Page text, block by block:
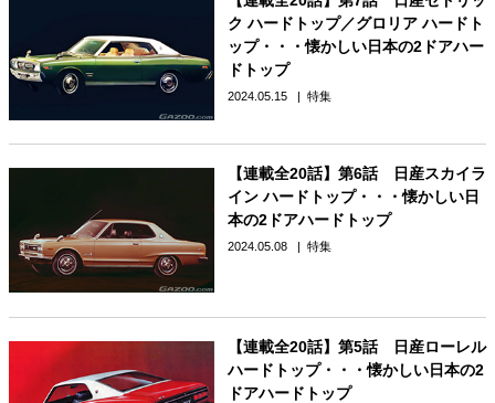
ク ハードトップ／グロリア ハードト
ップ・・・懐かしい日本の2ドアハー
ドトップ
2024.05.15 特集
【連載全20話】第6話 日産スカイラ
イン ハードトップ・・・懐かしい日
本の2ドアハードトップ
2024.05.08 特集
【連載全20話】第5話 日産ローレル
ハードトップ・・・懐かしい日本の2
ドアハードトップ